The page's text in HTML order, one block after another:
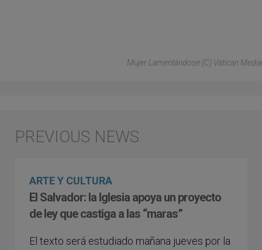
Mujer Lamentándose (C) Vatican Media
ARTE Y CULTURA
El Salvador: la Iglesia apoya un proyecto
de ley que castiga a las “maras”
El texto será estudiado mañana jueves por la